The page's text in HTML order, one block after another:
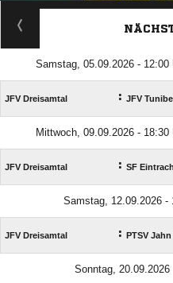
Samstag, 05.09.2026 -
JFV Dreisamtal : JFV
Mittwoch, 09.09.2026 -
JFV Dreisamtal : SF
Samstag, 12.09.2026 -
JFV Dreisamtal : PTSV
Sonntag,